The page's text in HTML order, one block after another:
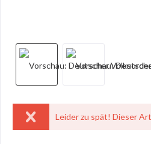
Leider zu spät! Dieser